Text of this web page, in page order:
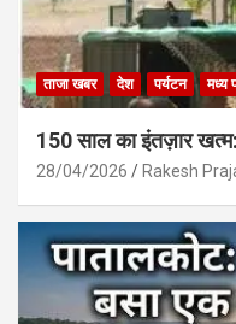
ताजा खबर देश पर्यटन मध्य
150 साल का इंतज़ार खत्म:
28/04/2026 Rakesh